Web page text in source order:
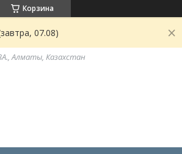
Корзина
07.08)
Алматы, Казахстан